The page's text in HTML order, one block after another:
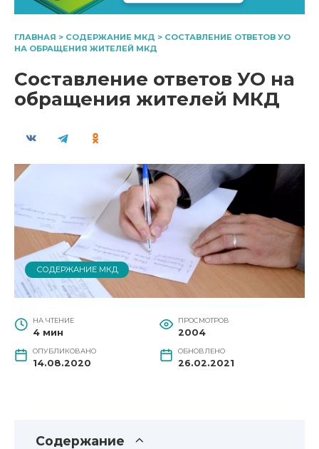
ГЛАВНАЯ > СОДЕРЖАНИЕ МКД > СОСТАВЛЕНИЕ ОТВЕТОВ УО
НА ОБРАЩЕНИЯ ЖИТЕЛЕЙ МКД
Составление ответов УО на
обращения жителей МКД
СОДЕРЖАНИЕ МКД
НА ЧТЕНИЕ
4 мин
ПРОСМОТРОВ
2004
ОПУБЛИКОВАНО
14.08.2020
ОБНОВЛЕНО
26.02.2021
Содержание